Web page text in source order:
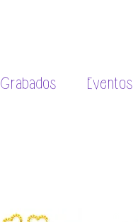
Grabados Eventos